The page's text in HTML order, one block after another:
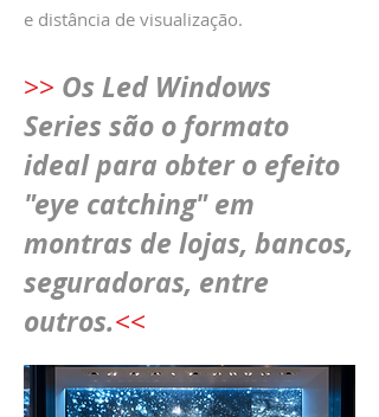
e distância de visualização.
>> Os Led Windows
Series são o formato
ideal para obter o efeito
"eye catching" em
montras de lojas, bancos,
seguradoras, entre
outros.<<